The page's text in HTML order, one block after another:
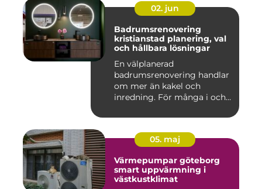
02. jun
Badrumsrenovering
kristianstad planering, val
och hållbara lösningar
En välplanerad
badrumsrenovering handlar
om mer än kakel och
inredning. För många i och
05. maj
Värmepumpar göteborg
smart uppvärmning i
västkustklimat